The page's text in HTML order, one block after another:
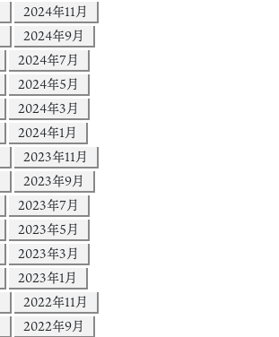
2024年11月
2024年9月
2024年7月
2024年5月
2024年3月
2024年1月
2023年11月
2023年9月
2023年7月
2023年5月
2023年3月
2023年1月
2022年11月
2022年9月